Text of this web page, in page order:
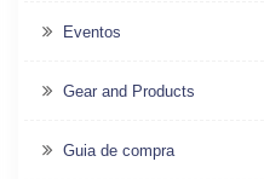
Eventos
Gear and Products
Guia de compra